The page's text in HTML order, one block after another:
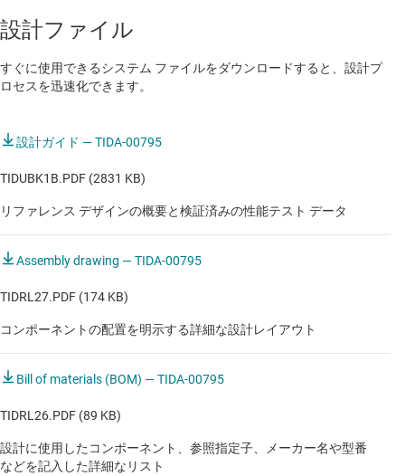
X 線スタティック検出器
ポータブル超音波機器
ロボット掃除機
ロボット芝刈り機
標準的な超音波機器
超音波スマート・プローブ
車載
設計ファイル
すぐに使用できるシステム ファイルをダウンロードすると、設計プ
ロセスを迅速化できます。
設計ガイド — TIDA-00795
TIDUBK1B.PDF (2831 KB)
リファレンス デザインの概要と検証済みの性能テスト データ
Assembly drawing — TIDA-00795
TIDRL27.PDF (174 KB)
コンポーネントの配置を明示する詳細な設計レイアウト
Bill of materials (BOM) — TIDA-00795
TIDRL26.PDF (89 KB)
設計に使用したコンポーネント、参照指定子、メーカー名や型番
などを記入した詳細なリスト